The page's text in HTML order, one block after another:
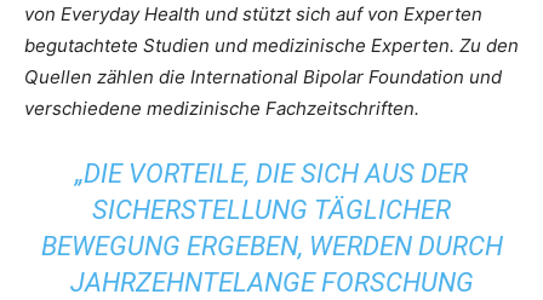
von Everyday Health und stützt sich auf von Experten
begutachtete Studien und medizinische Experten. Zu den
Quellen zählen die International Bipolar Foundation und
verschiedene medizinische Fachzeitschriften.
„DIE VORTEILE, DIE SICH AUS DER
SICHERSTELLUNG TÄGLICHER
BEWEGUNG ERGEBEN, WERDEN DURCH
JAHRZEHNTELANGE FORSCHUNG